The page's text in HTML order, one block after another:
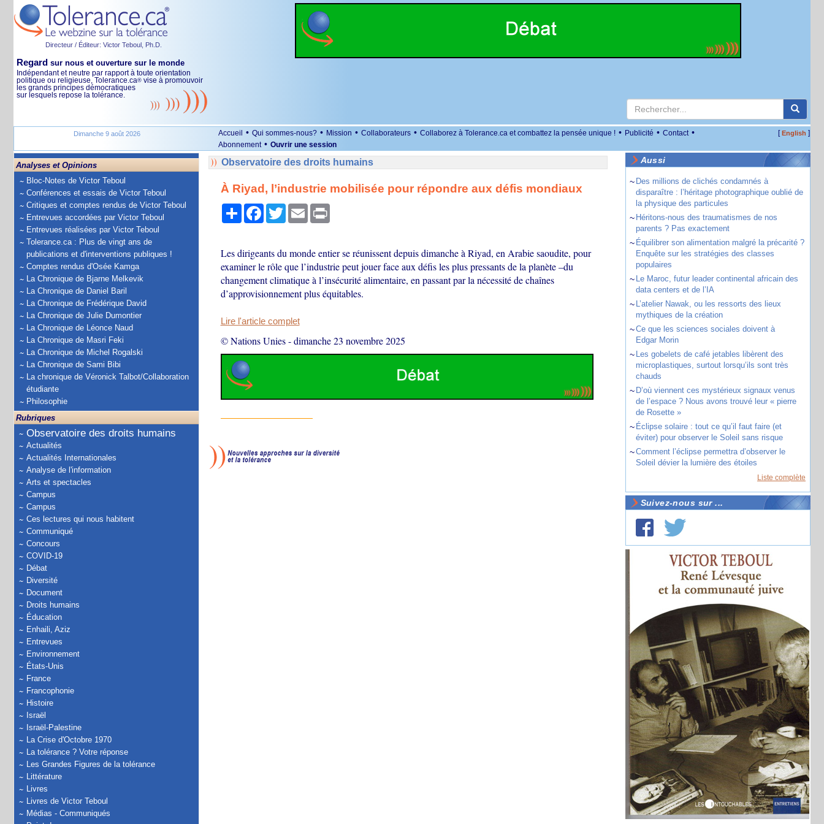
Directeur / Éditeur: Victor Teboul, Ph.D.
Regard sur nous et ouverture sur le monde
Indépendant et neutre par rapport à toute orientation
politique ou religieuse, Tolerance.ca® vise à promouvoir
les grands principes démocratiques
sur lesquels repose la tolérance.
Dimanche 9 août 2026 Accueil • Qui sommes-nous? • Mission • Collaborateurs • Collaborez à Tolerance.ca et combattez la pensée unique ! • Publicité • Contact •
Abonnement • Ouvrir une session
[English ]
Analyses et Opinions
Bloc-Notes de Victor Teboul
Conférences et essais de Victor Teboul
Critiques et comptes rendus de Victor Teboul
Entrevues accordées par Victor Teboul
Entrevues réalisées par Victor Teboul
Tolerance.ca : Plus de vingt ans de
publications et d'interventions publiques !
Comptes rendus d'Osée Kamga
La Chronique de Bjarne Melkevik
La Chronique de Daniel Baril
La Chronique de Frédérique David
La Chronique de Julie Dumontier
La Chronique de Léonce Naud
La Chronique de Masri Feki
La Chronique de Michel Rogalski
La Chronique de Sami Bibi
La chronique de Véronick Talbot/Collaboration
étudiante
Philosophie
Rubriques
Observatoire des droits humains
Actualités
Actualités Internationales
Analyse de l'information
Arts et spectacles
Campus
Campus
Ces lectures qui nous habitent
Communiqué
Concours
COVID-19
Débat
Diversité
Document
Droits humains
Éducation
Enhaili, Aziz
Entrevues
Environnement
États-Unis
France
Francophonie
Histoire
Israël
Israël-Palestine
La Crise d'Octobre 1970
La tolérance ? Votre réponse
Les Grandes Figures de la tolérance
Littérature
Livres
Livres de Victor Teboul
Médias - Communiqués
Observatoire des droits humains
À Riyad, l’industrie mobilisée pour répondre aux défis mondiaux
PartagerFacebook
TwitterEmail Print
Les dirigeants du monde entier se réunissent depuis dimanche à Riyad, en Arabie saoudite, pour
examiner le rôle que l’industrie peut jouer face aux défis les plus pressants de la planète –du
changement climatique à l’insécurité alimentaire, en passant par la nécessité de chaînes
d’approvisionnement plus équitables.
Lire l'article complet
© Nations Unies-dimanche 23 novembre 2025
Aussi
~ Des millions de clichés condamnés à
disparaître : l’héritage photographique oublié de
la physique des particules
~ Héritons-nous des traumatismes de nos
parents ? Pas exactement
~ Équilibrer son alimentation malgré la précarité ?
Enquête sur les stratégies des classes
populaires
~ Le Maroc, futur leader continental africain des
data centers et de l’IA
~ L’atelier Nawak, ou les ressorts des lieux
mythiques de la création
~Ce que les sciences sociales doivent à
Edgar Morin
~ Les gobelets de café jetables libèrent des
microplastiques, surtout lorsqu’ils sont très
chauds
~ D’où viennent ces mystérieux signaux venus
de l’espace ? Nous avons trouvé leur « pierre
de Rosette »
~ Éclipse solaire : tout ce qu’il faut faire (et
éviter) pour observer le Soleil sans risque
~Comment l’éclipse permettra d’observer le
Soleil dévier la lumière des étoiles
Liste complète
Suivez-nous sur ...